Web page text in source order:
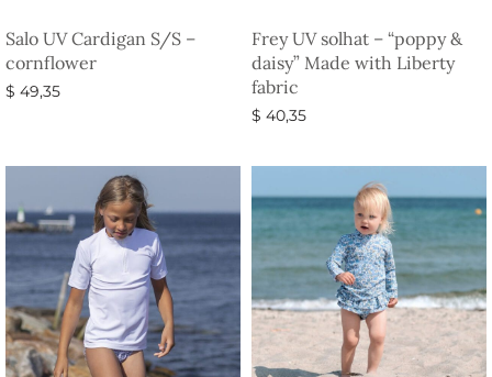
Salo UV Cardigan S/S –
cornflower
$ 49,35
Frey UV solhat – “poppy &
daisy” Made with Liberty
fabric
$ 40,35